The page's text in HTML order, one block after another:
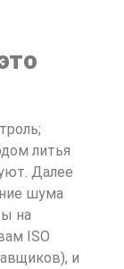
литья
Далее
шума
на
ISO
и